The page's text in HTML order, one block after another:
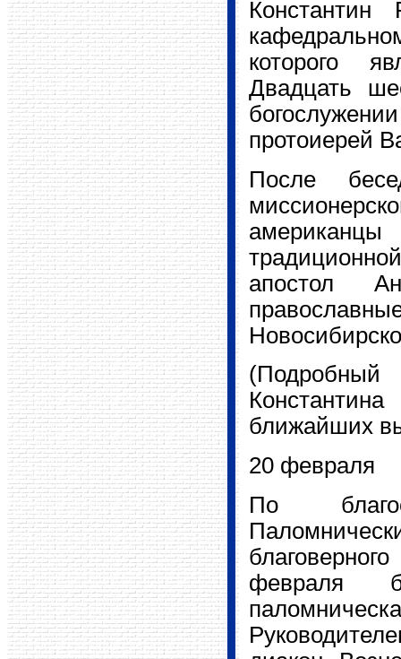
Константин
которого
Двадцать
протоиерей
После
апостол
ближайших
20 февраля
По
февраля